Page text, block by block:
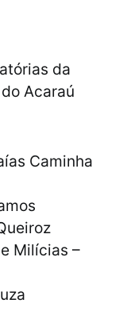
da
Acaraú
Caminha
Milícias –